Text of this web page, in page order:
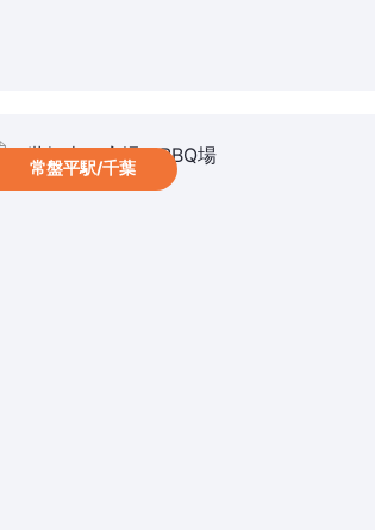
常盤平駅/千葉